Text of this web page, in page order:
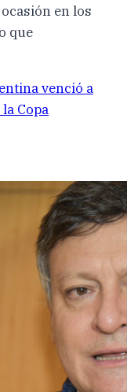
en los
que
venció a
Copa